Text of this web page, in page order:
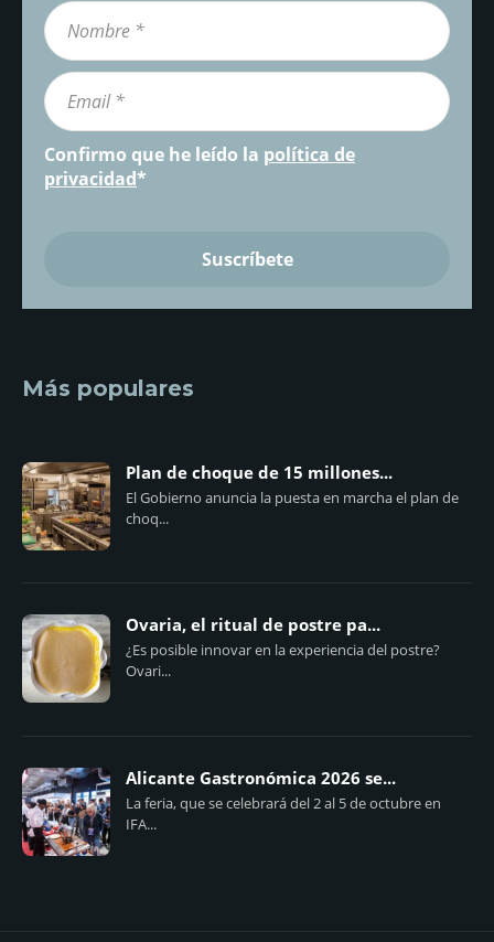
Confirmo que he leído la política de
privacidad*
Más populares
Plan de choque de 15 millones...
El Gobierno anuncia la puesta en marcha el plan de
choq...
Ovaria, el ritual de postre pa...
¿Es posible innovar en la experiencia del postre?
Ovari...
Alicante Gastronómica 2026 se...
La feria, que se celebrará del 2 al 5 de octubre en
IFA...